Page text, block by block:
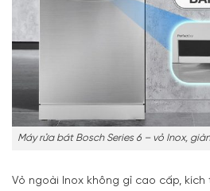
Máy rửa bát Bosch Series 6 – vỏ Inox,
Vỏ ngoài Inox không gỉ cao cấp, kích